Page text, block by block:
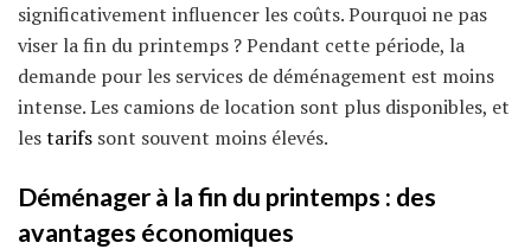
significativement influencer les coûts. Pourquoi ne pas
viser la fin du printemps ? Pendant cette période, la
demande pour les services de déménagement est moins
intense. Les camions de location sont plus disponibles, et
lestarifs sont souvent moins élevés.
Déménager à la fin du printemps : des
avantages économiques